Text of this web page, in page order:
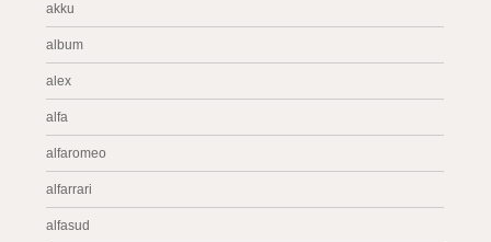
akku
album
alex
alfa
alfaromeo
alfarrari
alfasud